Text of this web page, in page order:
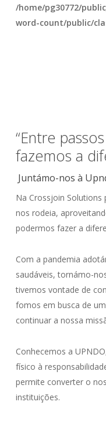
/home/pg30772/
word-count/public/
“Entre
fazemos a
Juntámo-nos à
Na Crossjoin
nos rodeia,
podermos fazer a
Com a pandemia
saudáveis, tornámo-
tivemos vontade de
fomos em busca de
continuar a nossa
Conhecemos a
físico à
permite converter o
instituições.